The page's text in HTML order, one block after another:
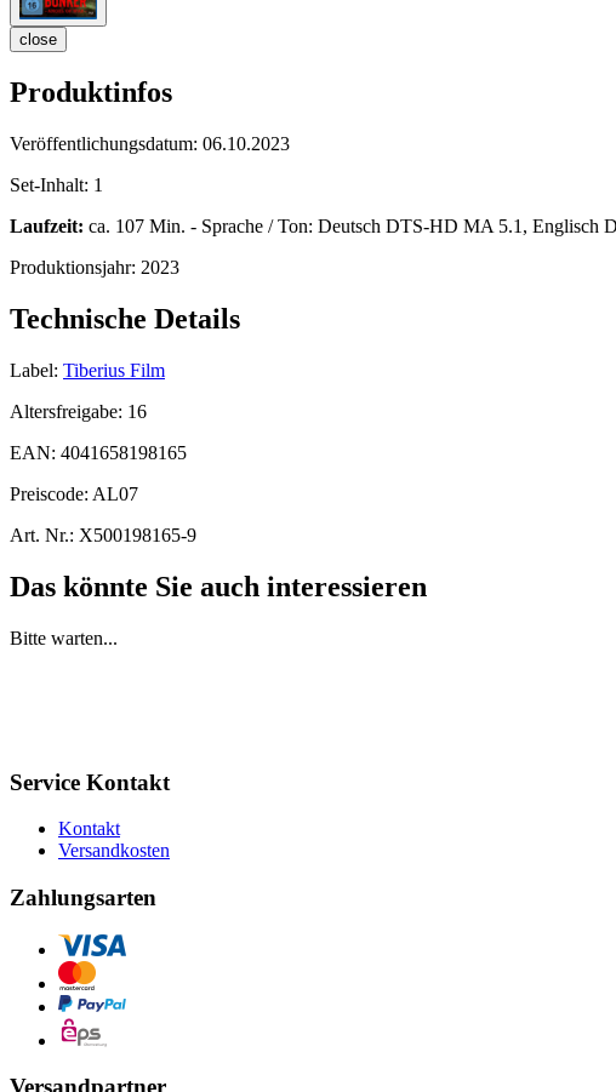
close
Produktinfos
Veröffentlichungsdatum: 06.10.2023
Set-Inhalt: 1
Laufzeit: ca. 107 Min. - Sprache / Ton: Deutsch DTS-HD MA 5.1,
Produktionsjahr: 2023
Technische Details
Label: Tiberius Film
Altersfreigabe: 16
EAN: 4041658198165
Preiscode: AL07
Art. Nr.: X500198165-9
Das könnte Sie auch interessieren
Bitte warten...
Service Kontakt
Kontakt
Versandkosten
Zahlungsarten